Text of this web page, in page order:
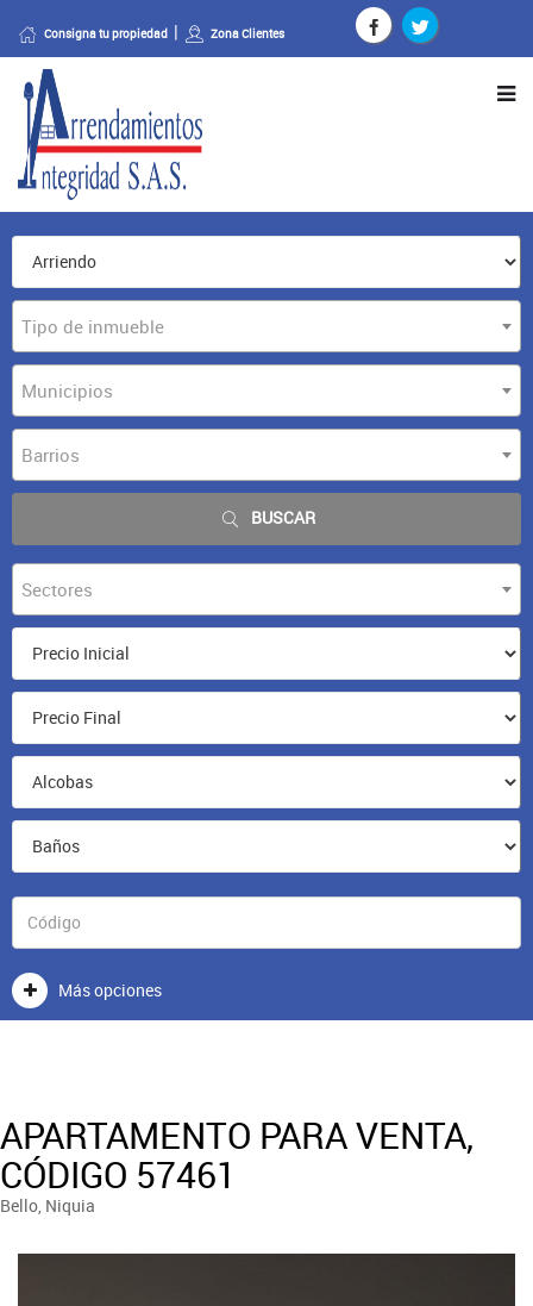
Consigna tu propiedad Zona Clientes
Tipo de inmueble
Municipios
Barrios
BUSCAR
Sectores
Más opciones
APARTAMENTO PARA VENTA,
CÓDIGO 57461
Bello, Niquia